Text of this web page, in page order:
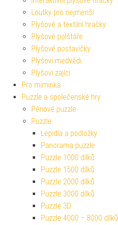
Loutky pro nejmenší
Plyšové a textilní hračky
Plyšové polštáře
Plyšové postavičky
Plyšoví medvědi
Plyšoví zajíci
Pro miminka
Puzzle a společenské hry
Pěnové puzzle
Puzzle
Lepidla a podložky
Panorama puzzle
Puzzle 1000 dílků
Puzzle 1500 dílků
Puzzle 2000 dílků
Puzzle 3000 dílků
Puzzle 3D
Puzzle 4000 – 8000 dílků